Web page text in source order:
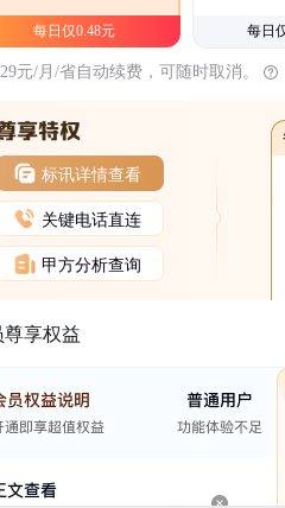
每日仅0.48元 每日
元/月/省自动续费，可随时取消。
标讯详情查看
关键电话直连
甲方分析查询
享权益